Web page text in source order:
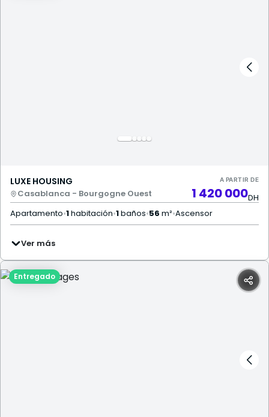
LUXE HOUSING
Casablanca - Bourgogne Ouest
A PARTIR DE
1 420 000DH
Apartamento•1habitación•1baños•56 m²•Ascensor
Ver más
Entregado